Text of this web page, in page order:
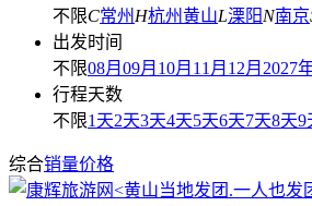
不限C常州 H杭州黄山L溧阳N南京
出发时间
不限08月 09月 10月 11月 12月 2027
行程天数
不限1天2天3天4天5天6天7天8天9
综合销量价格